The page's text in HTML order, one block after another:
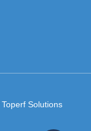
Toperf Solutions